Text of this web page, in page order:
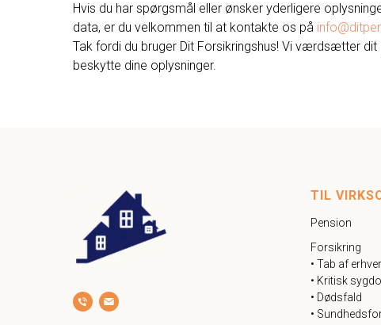
Hvis du har spørgsmål eller ønsker yderligere
data, er du velkommen til at kontakte os på
Tak fordi du bruger Dit Forsikringshus! Vi værdsætter
beskytte dine oplysninger.
TIL
Pension
Forsikring
• Tab af
• Kritisk
• Dødsfald
•